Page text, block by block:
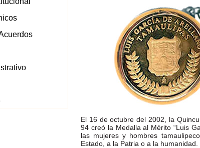
El 16 de octubre del 2002, la
94 creó la Medalla al Mérito “Luis
las mujeres y hombres
Estado, a la Patria o a la humanidad.